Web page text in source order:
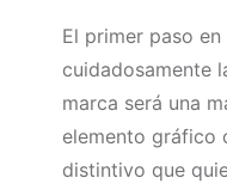
El primer paso
cuidadosamente
marca será una
elemento gráfico
distintivo que